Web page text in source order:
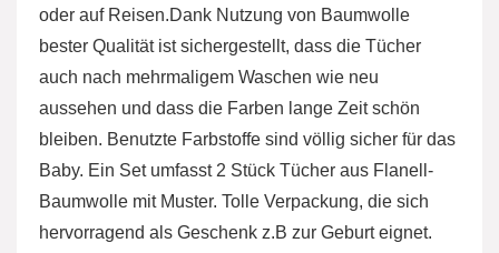
oder auf Reisen.Dank Nutzung von Baumwolle
bester Qualität ist sichergestellt, dass die Tücher
auch nach mehrmaligem Waschen wie neu
aussehen und dass die Farben lange Zeit schön
bleiben. Benutzte Farbstoffe sind völlig sicher für das
Baby. Ein Set umfasst 2 Stück Tücher aus Flanell-
Baumwolle mit Muster. Tolle Verpackung, die sich
hervorragend als Geschenk z.B zur Geburt eignet.